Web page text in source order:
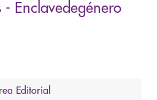
- Enclavedegénero
Editorial